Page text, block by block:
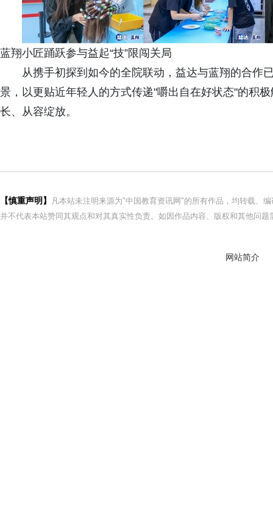
蓝翔小匠踊跃参与益起“技”限闯关局
从携手初探到如今的全院联动，益达与蓝翔的合作
景，以更贴近年轻人的方式传递"嚼出自在好状态"的积
长、从容绽放。
【慎重声明】
凡本站未注明来源为"中国教育资讯网"的所有作品，均转载、
并不代表本站赞同其观点和对其真实性负责。如因作品内容、版权和其他问
网站简介